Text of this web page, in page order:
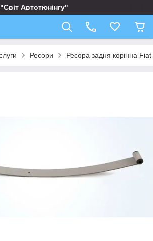
Автотюнінгу"
Ресори Ресора задня корінна